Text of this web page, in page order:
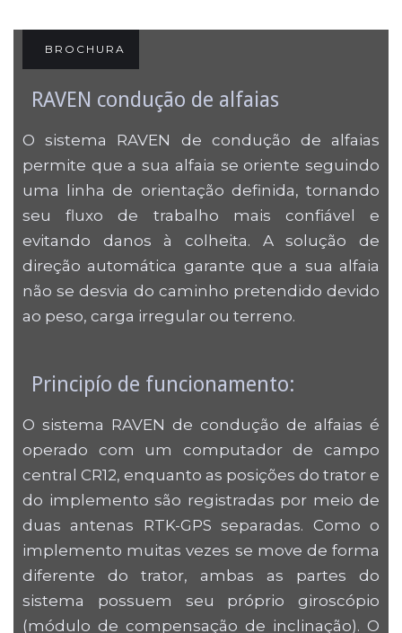
BROCHURA
RAVEN condução de alfaias
O sistema RAVEN de condução de alfaias
permite que a sua alfaia se oriente seguindo
uma linha de orientação definida, tornando
seu fluxo de trabalho mais confiável e
evitando danos à colheita. A solução de
direção automática garante que a sua alfaia
não se desvia do caminho pretendido devido
ao peso, carga irregular ou terreno.
Principío de funcionamento:
O sistema RAVEN de condução de alfaias é
operado com um computador de campo
central CR12, enquanto as posições do trator e
do implemento são registradas por meio de
duas antenas RTK-GPS separadas. Como o
implemento muitas vezes se move de forma
diferente do trator, ambas as partes do
sistema possuem seu próprio giroscópio
(módulo de compensação de inclinação). O